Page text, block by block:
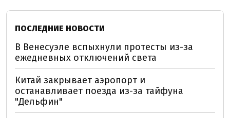
ПОСЛЕДНИЕ НОВОСТИ
В Венесуэле вспыхнули протесты из-за
ежедневных отключений света
Китай закрывает аэропорт и
останавливает поезда из-за тайфуна
"Дельфин"